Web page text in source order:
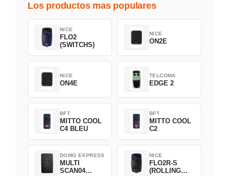
Los productos mas populares
NICE
FLO2
(SWITCHS)
NICE
ON2E
NICE
ON4E
TELCOMA
EDGE 2
BFT
MITTO COOL
C4 BLEU
BFT
MITTO COOL
C2
DOMO EXPRESS
MULTI
SCAN04
NICE
FLO2R-S
(ROLLING